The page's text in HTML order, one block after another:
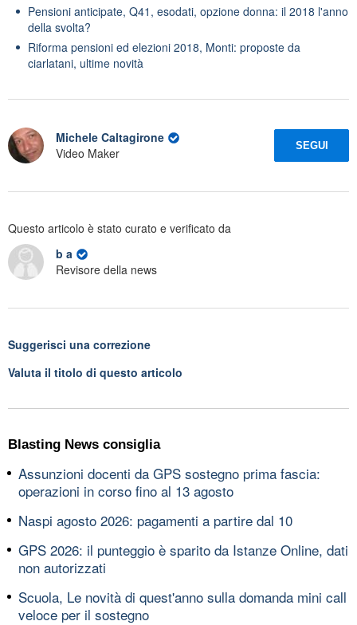
Pensioni anticipate, Q41, esodati, opzione donna: il 2018 l'anno
della svolta?
Riforma pensioni ed elezioni 2018, Monti: proposte da
ciarlatani, ultime novità
Michele Caltagirone
Video Maker
SEGUI
Questo articolo è stato curato e verificato da
b a
Revisore della news
Suggerisci una correzione
Valuta il titolo di questo articolo
Blasting News consiglia
Assunzioni docenti da GPS sostegno prima fascia:
operazioni in corso fino al 13 agosto
Naspi agosto 2026: pagamenti a partire dal 10
GPS 2026: il punteggio è sparito da Istanze Online, dati
non autorizzati
Scuola, Le novità di quest'anno sulla domanda mini call
veloce per il sostegno